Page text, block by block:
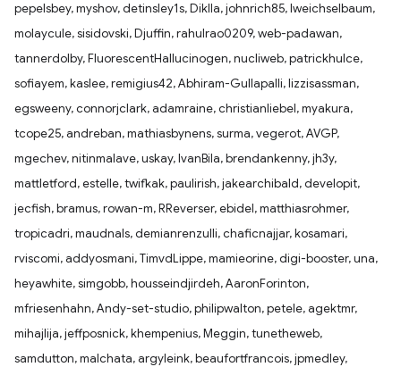
pepelsbey, myshov, detinsley1s, Diklla, johnrich85, lweichselbaum,
molaycule, sisidovski, Djuffin, rahulrao0209, web-padawan,
tannerdolby, FluorescentHallucinogen, nucliweb, patrickhulce,
sofiayem, kaslee, remigius42, Abhiram-Gullapalli, lizzisassman,
egsweeny, connorjclark, adamraine, christianliebel, myakura,
tcope25, andreban, mathiasbynens, surma, vegerot, AVGP,
mgechev, nitinmalave, uskay, IvanBila, brendankenny, jh3y,
mattletford, estelle, twifkak, paulirish, jakearchibald, developit,
jecfish, bramus, rowan-m, RReverser, ebidel, matthiasrohmer,
tropicadri, maudnals, demianrenzulli, chaficnajjar, kosamari,
rviscomi, addyosmani, TimvdLippe, mamieorine, digi-booster, una,
heyawhite, simgobb, housseindjirdeh, AaronForinton,
mfriesenhahn, Andy-set-studio, philipwalton, petele, agektmr,
mihajlija, jeffposnick, khempenius, Meggin, tunetheweb,
samdutton, malchata, argyleink, beaufortfrancois, jpmedley,